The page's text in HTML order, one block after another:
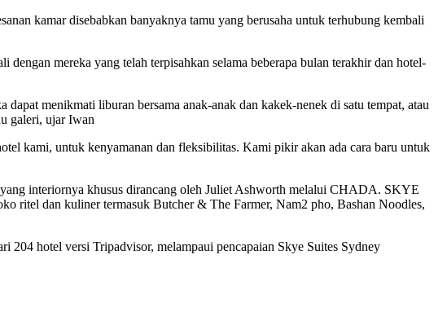
kamar disebabkan banyaknya tamu yang berusaha untuk terhubung kembali
mereka yang telah terpisahkan selama beberapa bulan terakhir dan hotel-
dapat menikmati liburan bersama anak-anak dan kakek-nenek di satu tempat, atau
galeri, ujar Iwan
kami, untuk kenyamanan dan fleksibilitas. Kami pikir akan ada cara baru untuk
interiornya khusus dirancang oleh Juliet Ashworth melalui CHADA. SKYE
ritel dan kuliner termasuk Butcher & The Farmer, Nam2 pho, Bashan Noodles,
204 hotel versi Tripadvisor, melampaui pencapaian Skye Suites Sydney